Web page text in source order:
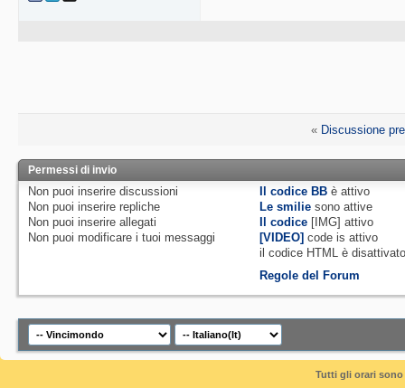
« Discussione
Permessi di invio
Non puoi inserire discussioni
Non puoi inserire repliche
Non puoi inserire allegati
Non puoi modificare i tuoi messaggi
Il codice BB èattivo
Le smilie sono attive
Il codice [IMG]attivo
[VIDEO] code isattivo
il codice HTML è
Regole del Forum
Tutti gli orari